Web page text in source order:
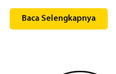
Baca Selengkapnya